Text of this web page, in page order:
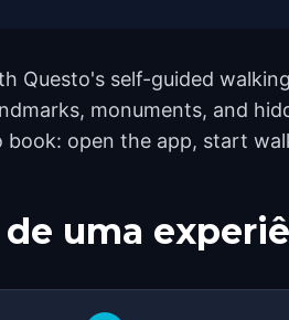
Questo's self-guided
monuments, and
open the app, start
uma